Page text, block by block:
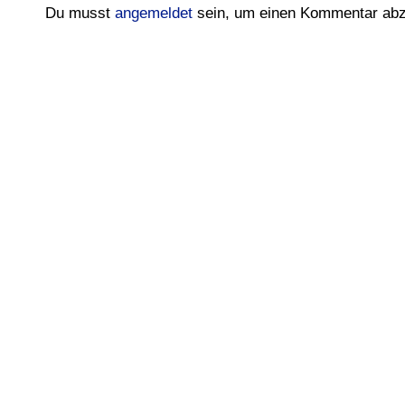
Du musst angemeldet sein, um einen Kommentar